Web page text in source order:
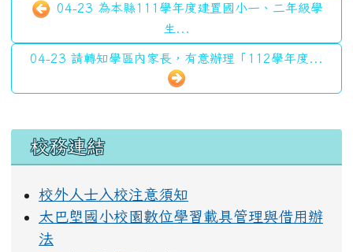
04-23 為本縣111學年度建置國小一、二年級學
生...
04-23 請轉知學區內家長，有意辦理「112學年度...
左邊區域內容
校務連結
校外人士入校注意須知
太巴塱國小校園數位學習載具管理與借用辦
法